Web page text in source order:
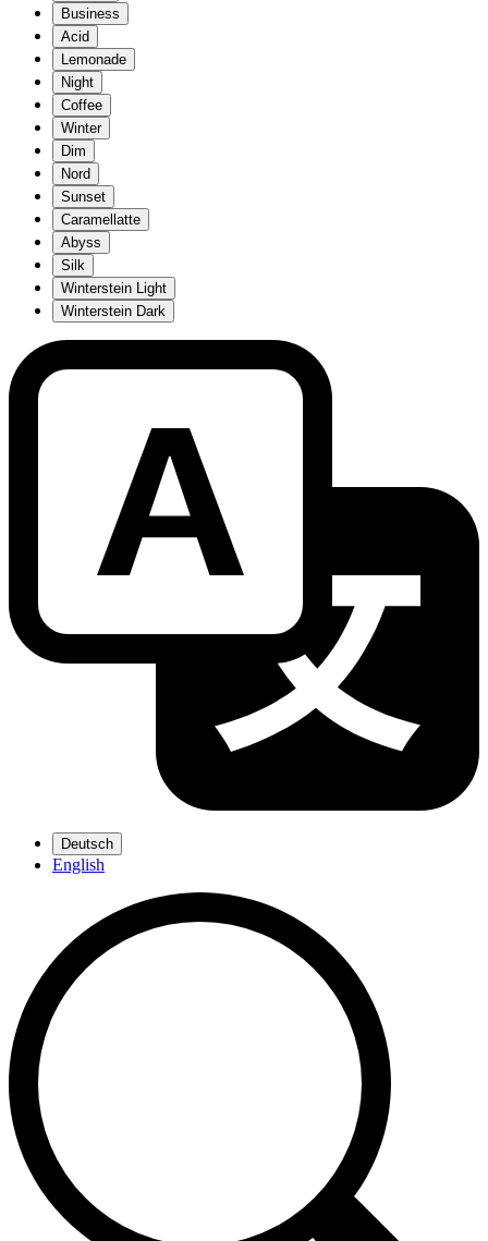
Business
Acid
Lemonade
Night
Coffee
Winter
Dim
Nord
Sunset
Caramellatte
Abyss
Silk
Winterstein Light
Winterstein Dark
Deutsch
English